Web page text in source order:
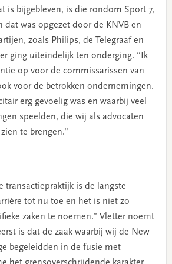
is bijgebleven, is die rondom Sport 7,
dat was opgezet door de KNVB en
zoals Philips, de Telegraaf en
ging uiteindelijk ten onderging. “Ik
op voor de commissarissen van
voor de betrokken ondernemingen.
erg gevoelig was en waarbij veel
speelden, die wij als advocaten
te brengen.”
transactiepraktijk is de langste
tot nu toe en het is niet zo
zaken te noemen.” Vletter noemt
is dat de zaak waarbij wij de New
begeleidden in de fusie met